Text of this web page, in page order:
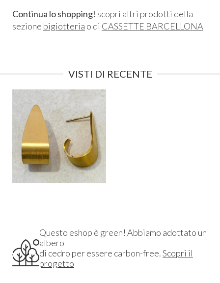
Continua lo shopping! scopri altri prodotti della
sezione bigiotteria o di CASSETTE BARCELLONA
VISTI DI RECENTE
Questo eshop è green! Abbiamo adottato un
albero
di cedro per essere carbon-free.Scopri il
progetto